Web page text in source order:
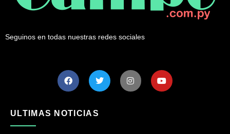
Seguinos en todas nuestras redes sociales
ULTIMAS NOTICIAS